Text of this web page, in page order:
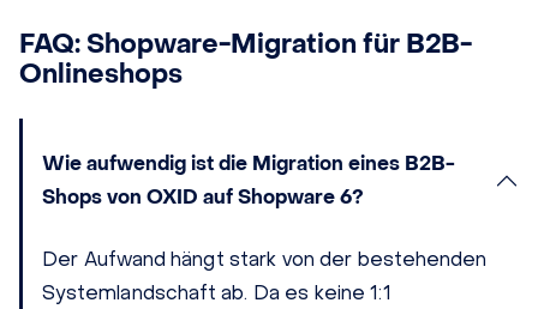
FAQ: Shopware-Migration für B2B-
Onlineshops
Wie aufwendig ist die Migration eines B2B-
Shops von OXID auf Shopware 6?
Der Aufwand hängt stark von der bestehenden
Systemlandschaft ab. Da es keine 1:1